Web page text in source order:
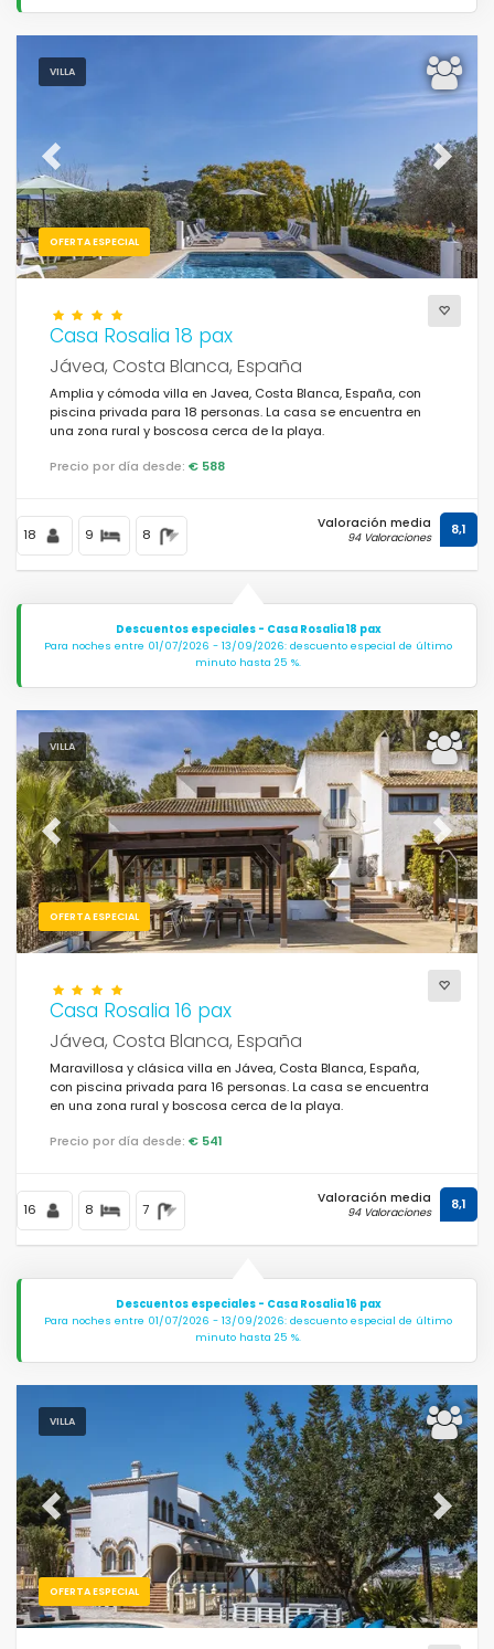
VILLA
OFERTA ESPECIAL
Previous Next
Casa Rosalia 18 pax
Jávea, Costa Blanca, España
Amplia y cómoda villa en Javea, Costa Blanca, España, con
piscina privada para 18 personas. La casa se encuentra en
una zona rural y boscosa cerca de la playa.
Precio por día desde: € 588
18 9 8
Valoración media
94 Valoraciones 8,1
Descuentos especiales - Casa Rosalia 18 pax
Para noches entre 01/07/2026 - 13/09/2026: descuento especial de último
minuto hasta 25 %.
VILLA
OFERTA ESPECIAL
Previous Next
Casa Rosalia 16 pax
Jávea, Costa Blanca, España
Maravillosa y clásica villa en Jávea, Costa Blanca, España,
con piscina privada para 16 personas. La casa se encuentra
en una zona rural y boscosa cerca de la playa.
Precio por día desde: € 541
16 8 7
Valoración media
94 Valoraciones 8,1
Descuentos especiales - Casa Rosalia 16 pax
Para noches entre 01/07/2026 - 13/09/2026: descuento especial de último
minuto hasta 25 %.
VILLA
OFERTA ESPECIAL
Previous Next